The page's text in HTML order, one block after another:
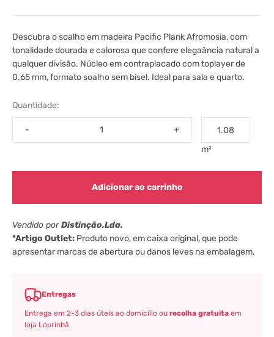
Descubra o soalho em madeira Pacific Plank Afromosia, com
tonalidade dourada e calorosa que confere elegaância natural a
qualquer divisão. Núcleo em contraplacado com toplayer de
0.65 mm, formato soalho sem bisel. Ideal para sala e quarto.
Quantidade:
-
+
m²
Adicionar ao carrinho
Vendido porDistinção,Lda.
*Artigo Outlet: Produto novo, em caixa original, que pode
apresentar marcas de abertura ou danos leves na embalagem.
Entregas
Entrega em 2-3 dias úteis ao domicílio ou recolha gratuita em
loja Lourinhã.